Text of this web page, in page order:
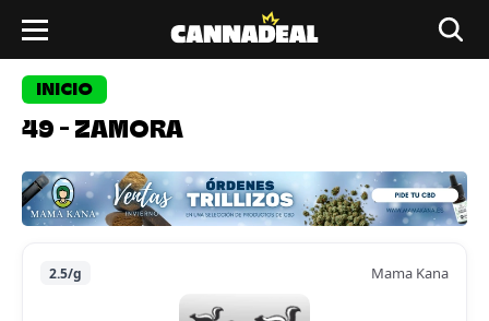
INICIO
49 - ZAMORA
2.5/g Mama Kana